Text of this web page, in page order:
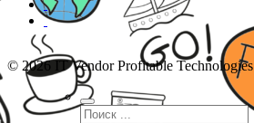
© 2026 IT Vendor Profitable Technologies